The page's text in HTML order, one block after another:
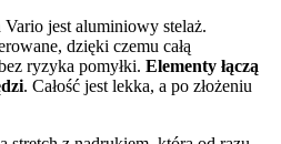
jest aluminiowy stelaż.
dzięki czemu całą
ryzyka pomyłki. Elementy łączą
. Całość jest lekka, a po złożeniu